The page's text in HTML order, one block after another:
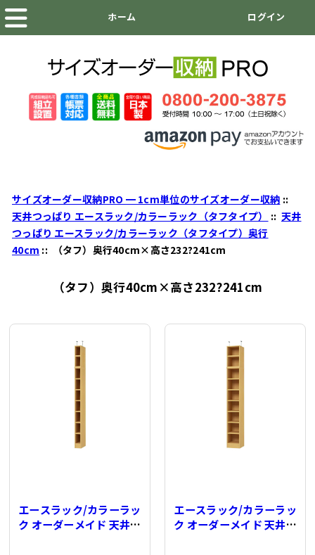
サイズオーダー収納PRO ━ 1cm単位のサイズオーダー収納 ::
天井つっぱり エースラック/カラーラック（タフタイプ）
:: 天井
つっぱり エースラック/カラーラック（タフタイプ）奥行
40cm :: （タフ）奥行40cm×高さ232?241cm
（タフ）奥行40cm×高さ232?241cm
エースラック/カラーラッ
ク オーダーメイド 天井突
エースラック/カラーラッ
ク オーダーメイド 天井突